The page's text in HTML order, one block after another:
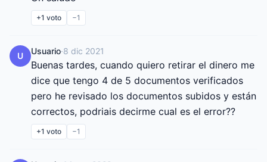
+1 voto −1
U Usuario·8 dic 2021
Buenas tardes, cuando quiero retirar el dinero me
dice que tengo 4 de 5 documentos verificados
pero he revisado los documentos subidos y están
correctos, podriais decirme cual es el error??
+1 voto −1